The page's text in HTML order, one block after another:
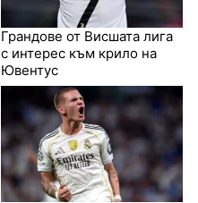
Грандове от Висшата лига
с интерес към крило на
Ювентус